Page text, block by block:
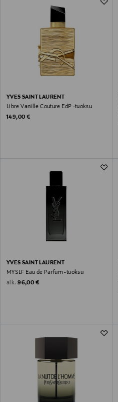
YVES SAINT LAURENT
Libre Vanille Couture EdP -tuoksu
Original Price
149,00 €
YVES SAINT LAURENT
MYSLF Eau de Parfum -tuoksu
alk. Original Price
96,00 €